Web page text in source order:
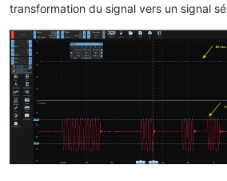
transformation du signal vers un signal